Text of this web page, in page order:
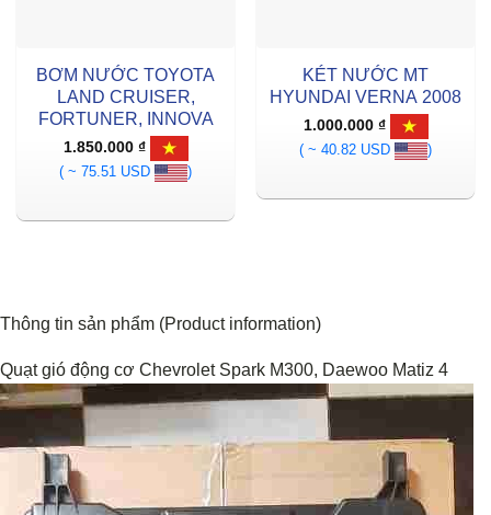
BƠM NƯỚC TOYOTA
LAND CRUISER,
FORTUNER, INNOVA
1.850.000 ₫
( ~ 75.51 USD
)
KÉT NƯỚC MT
HYUNDAI VERNA 2008
1.000.000 ₫
( ~ 40.82 USD
)
Thông tin sản phẩm (Product information)
Quạt gió động cơ Chevrolet Spark M300, Daewoo Matiz 4